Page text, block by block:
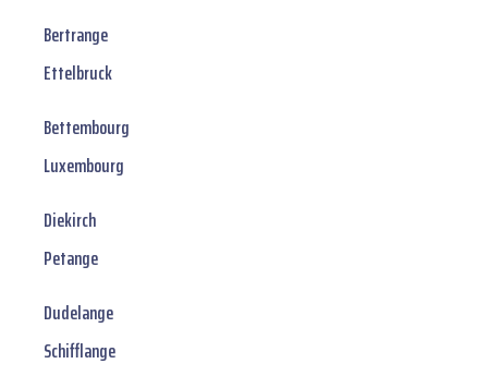
Bertrange
Ettelbruck
Bettembourg
Luxembourg
Diekirch
Petange
Dudelange
Schifflange